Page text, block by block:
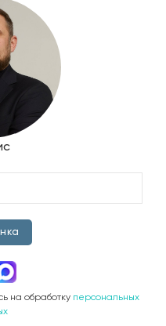
на обработку персональных